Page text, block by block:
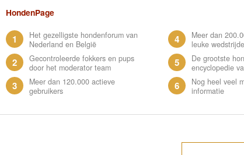
HondenPage
1
Het gezelligste hondenforum van
Nederland en België
2
Gecontroleerde fokkers en pups
door het moderator team
3
Meer dan 120.000 actieve
gebruikers
4
Meer dan
leuke
5
De grootste
encyclopedie
6
Nog heel veel
informatie